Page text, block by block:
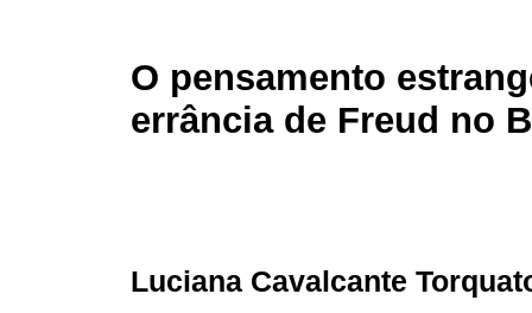
O pensamento
errância de Freud no
Luciana Cavalcante